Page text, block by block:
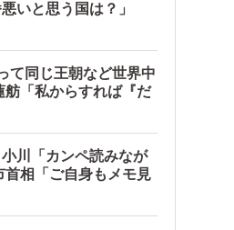
悪いと思う国は？」
て同じ王朝など世界中
「私からすれば『だ
川「カンペ読みなが
首相「ご自身もメモ見